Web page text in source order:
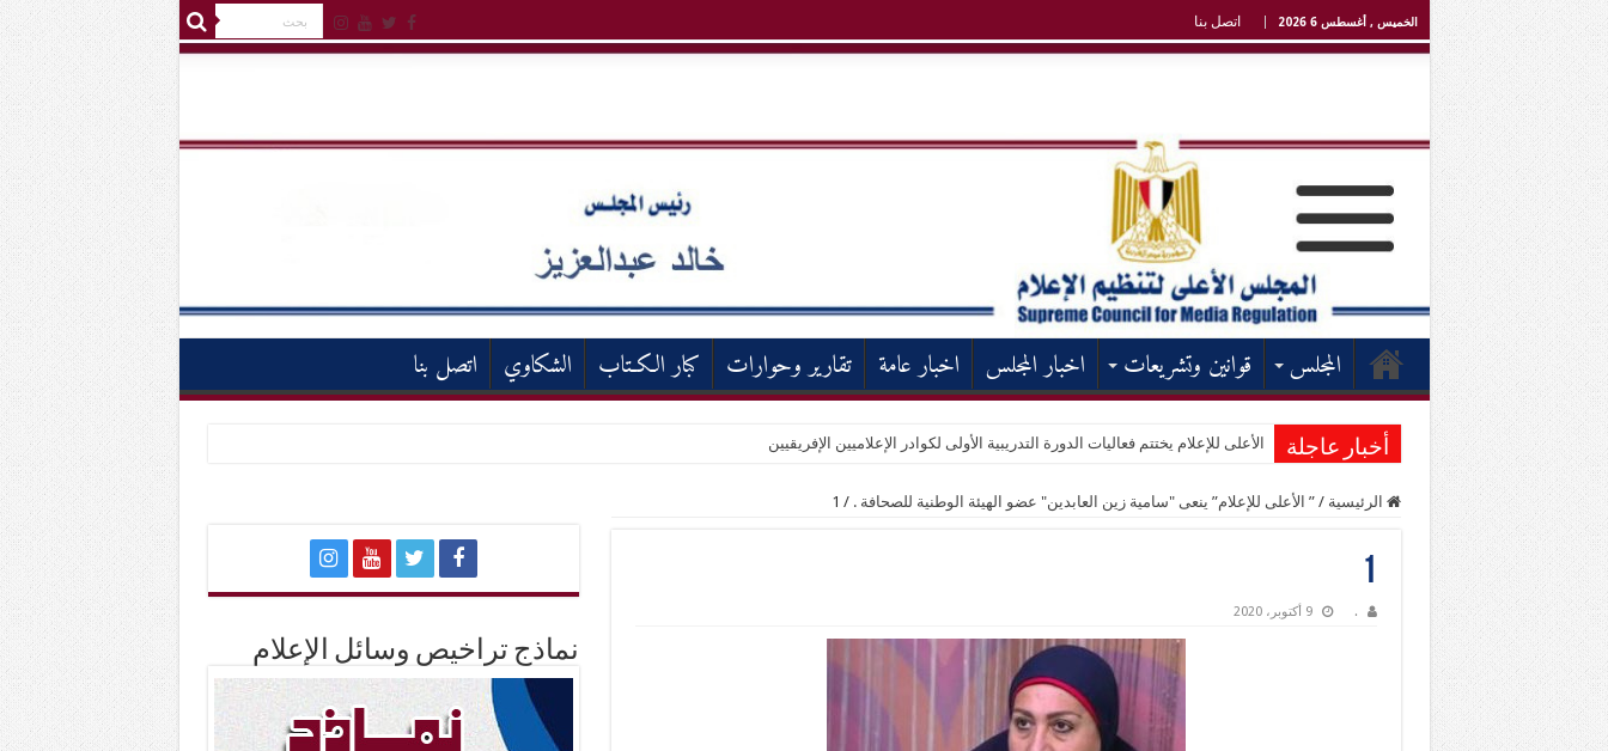
الخميس , أغسطس 6 2026 اتصل بنا
المجلس قوانين وتشريعات اخبار المجلس اخبار عامة تقارير وحوارات كبار الكـتاب الشكاوي اتصل بنا
أخبار عاجلة الأعلى للإعلام يختتم فعاليات الدورة التدريبية الأولى لكوادر الإعلاميين الإفريقيين
الرئيسية / ” الأعلى للإعلام” ينعى "سامية زين العابدين" عضو الهيئة الوطنية للصحافة . /
1
1
. 9 أكتوبر، 2020
نماذج تراخيص وسائل الإعلام